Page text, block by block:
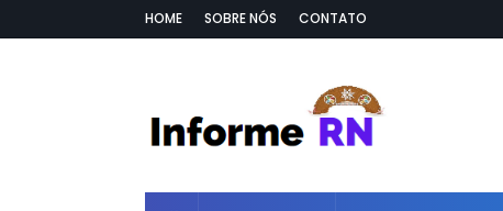
HOME SOBRE NÓS CONTATO